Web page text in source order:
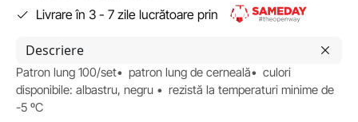
Livrare în 3 - 7 zile lucrătoare prin
Descriere
Patron lung 100/set• patron lung de cerneală• culori
disponibile: albastru, negru • rezistă la temperaturi minime de
-5 ºC